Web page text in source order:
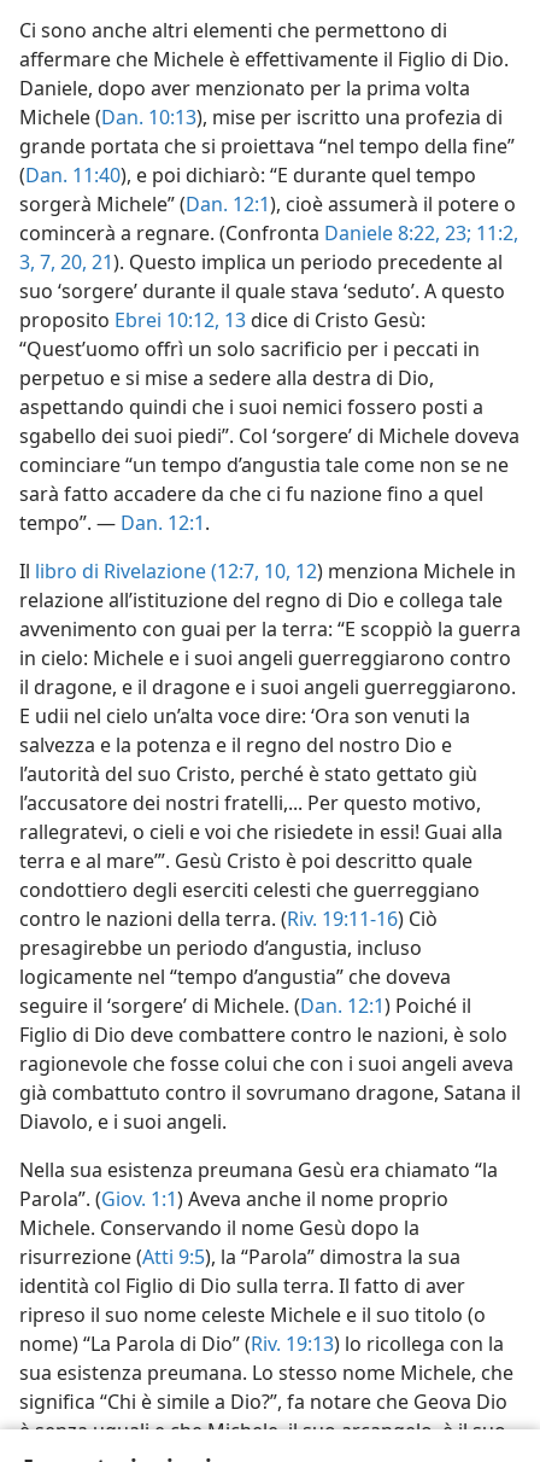
Ci sono anche altri elementi che permettono di
affermare che Michele è effettivamente il Figlio di Dio.
Daniele, dopo aver menzionato per la prima volta
Michele (Dan. 10:13), mise per iscritto una profezia di
grande portata che si proiettava “nel tempo della fine”
(Dan. 11:40), e poi dichiarò: “E durante quel tempo
sorgerà Michele” (Dan. 12:1), cioè assumerà il potere o
comincerà a regnare. (Confronta Daniele 8:22, 23; 11:2,
3, 7, 20, 21). Questo implica un periodo precedente al
suo ‘sorgere’ durante il quale stava ‘seduto’. A questo
proposito Ebrei 10:12, 13dice di Cristo Gesù:
“Quest’uomo offrì un solo sacrificio per i peccati in
perpetuo e si mise a sedere alla destra di Dio,
aspettando quindi che i suoi nemici fossero posti a
sgabello dei suoi piedi”. Col ‘sorgere’ di Michele doveva
cominciare “un tempo d’angustia tale come non se ne
sarà fatto accadere da che ci fu nazione fino a quel
tempo”. — Dan. 12:1.
Il libro di Rivelazione (12:7, 10, 12) menziona Michele in
relazione all’istituzione del regno di Dio e collega tale
avvenimento con guai per la terra: “E scoppiò la guerra
in cielo: Michele e i suoi angeli guerreggiarono contro
il dragone, e il dragone e i suoi angeli guerreggiarono.
E udii nel cielo un’alta voce dire: ‘Ora son venuti la
salvezza e la potenza e il regno del nostro Dio e
l’autorità del suo Cristo, perché è stato gettato giù
l’accusatore dei nostri fratelli,... Per questo motivo,
rallegratevi, o cieli e voi che risiedete in essi! Guai alla
terra e al mare’”. Gesù Cristo è poi descritto quale
condottiero degli eserciti celesti che guerreggiano
contro le nazioni della terra. (Riv. 19:11-16) Ciò
presagirebbe un periodo d’angustia, incluso
logicamente nel “tempo d’angustia” che doveva
seguire il ‘sorgere’ di Michele. (Dan. 12:1) Poiché il
Figlio di Dio deve combattere contro le nazioni, è solo
ragionevole che fosse colui che con i suoi angeli aveva
già combattuto contro il sovrumano dragone, Satana il
Diavolo, e i suoi angeli.
Nella sua esistenza preumana Gesù era chiamato “la
Parola”. (Giov. 1:1) Aveva anche il nome proprio
Michele. Conservando il nome Gesù dopo la
risurrezione (Atti 9:5), la “Parola” dimostra la sua
identità col Figlio di Dio sulla terra. Il fatto di aver
ripreso il suo nome celeste Michele e il suo titolo (o
nome) “La Parola di Dio” (Riv. 19:13) lo ricollega con la
sua esistenza preumana. Lo stesso nome Michele, che
significa “Chi è simile a Dio?”, fa notare che Geova Dio
è senza uguali e che Michele, il suo arcangelo, è il suo